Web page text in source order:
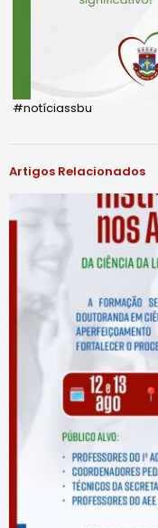
#notíciassbu
Artigos Relacionados